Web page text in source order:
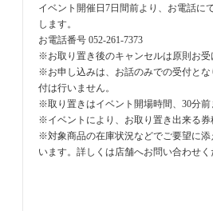
イベント開催日7日間前より、お電話に
します。
お電話番号 052-261-7373
※お取り置き後のキャンセルは原則お受
※お申し込みは、お話のみでの受付とな
付は行いません。
※取り置きはイベント開場時間、30分前
※イベントにより、お取り置き出来る券
※対象商品の在庫状況などでご要望に添
います。詳しくは店舗へお問い合わせく